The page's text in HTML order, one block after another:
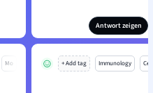
Antwort zeigen
Mo + Add tag Immunology